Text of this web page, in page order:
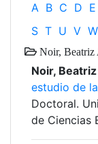
A B C D E
S T U V W
Noir, Beatriz
Noir,
estudio de
Doctoral.
de Ciencias